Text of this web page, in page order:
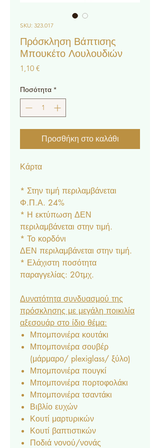
SKU: 323.017
Πρόσκληση Βάπτισης
Μπουκέτο Λουλουδιών
1,10 €
Ποσότητα *
Προσθήκη στο καλάθι
Κάρτα
* Στην τιμή περιλαμβάνεται
Φ.Π.Α. 24%
* Η εκτύπωση ΔΕΝ
περιλαμβάνεται στην τιμή.
* Το κορδόνι
ΔΕΝ περιλαμβάνεται στην τιμή.
* Ελάχιστη ποσότητα
παραγγελίας: 20τμχ.
Δυνατότητα συνδυασμού της
πρόσκλησης με μεγάλη ποικιλία
αξεσουάρ στο ίδιο θέμα:
Μπομπονιέρα κουτάκι
Μπομπονιέρα σουβέρ
(μάρμαρο/ plexiglass/ ξύλο)
Μπομπονιέρα πουγκί
Μπομπονιέρα πορτοφολάκι
Μπομπονιέρα τσαντάκι
Βιβλίο ευχών
Κουτί μαρτυρικών
Κουτί βαπτιστικών
Ποδιά νονού/νονάς